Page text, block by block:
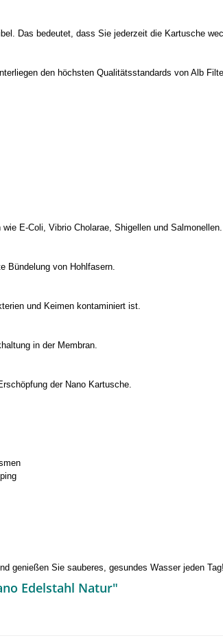
Das bedeutet, dass Sie jederzeit die Kartusche
den höchsten Qualitätsstandards von Alb
E-Coli, Vibrio Cholarae, Shigellen und Salmonellen.
Bündelung von Hohlfasern.
und Keimen kontaminiert ist.
in der Membran.
der Nano Kartusche.
genießen Sie sauberes, gesundes Wasser jeden
Edelstahl Natur"